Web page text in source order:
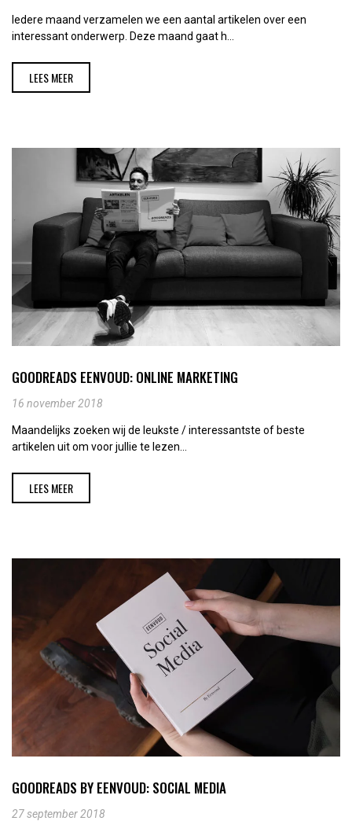
Iedere maand verzamelen we een aantal artikelen over een
interessant onderwerp. Deze maand gaat h...
LEES MEER
GOODREADS EENVOUD: ONLINE MARKETING
16 november 2018
Maandelijks zoeken wij de leukste / interessantste of beste
artikelen uit om voor jullie te lezen...
LEES MEER
GOODREADS BY EENVOUD: SOCIAL MEDIA
27 september 2018